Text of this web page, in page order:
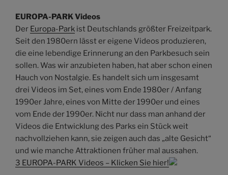
EUROPA-PARK Videos
Der Europa-Park ist Deutschlands größter Freizeitpark.
Seit den 1980ern lässt er eigene Videos produzieren,
die eine lebendige Erinnerung an den Parkbesuch sein
sollen. Was wir anzubieten haben, hat aber schon einen
Hauch von Nostalgie. Es handelt sich um insgesamt
drei Videos im Set, eines vom Ende 1980er / Anfang
1990er Jahre, eines von Mitte der 1990er und eines
vom Ende der 1990er. Nicht nur dass man anhand der
Videos die Entwicklung des Parks ein Stück weit
nachvollziehen kann, sie zeigen auch das „alte Gesicht“
und wie manche Attraktionen früher mal aussahen.
3 EUROPA-PARK Videos – Klicken Sie hier!